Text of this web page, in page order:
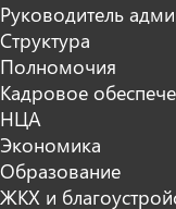
Руководитель
Структура
Полномочия
Кадровое
НЦА
Экономика
Образование
ЖКХ и